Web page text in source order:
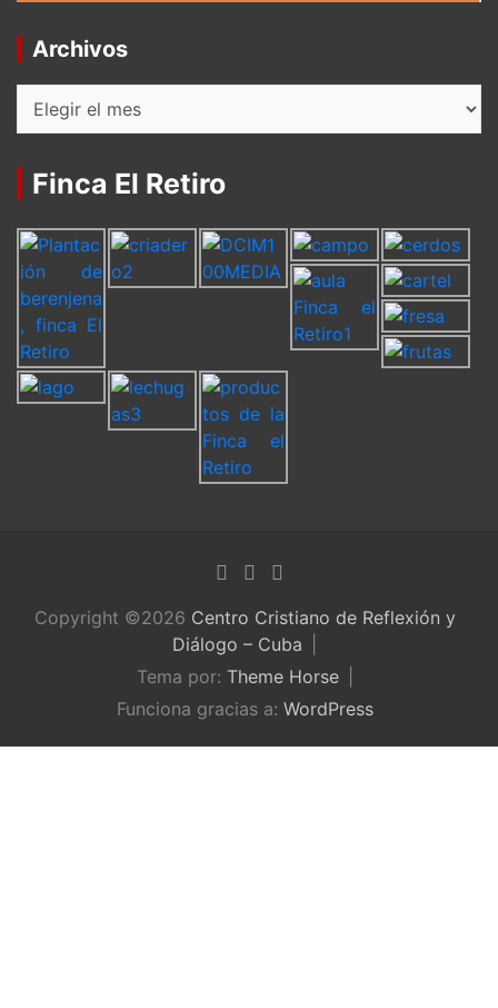
Archivos
Archivos
Finca El Retiro
Copyright ©2026 Centro Cristiano de Reflexión y
Diálogo – Cuba
Tema por: Theme Horse
Funciona gracias a: WordPress